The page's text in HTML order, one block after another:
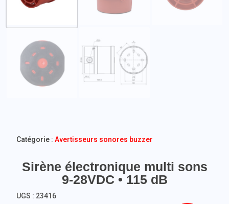
Sirène électronique multi sons
9-28VDC • 115 dB
UGS : 23416
Catégorie :Avertisseurs sonores buzzer